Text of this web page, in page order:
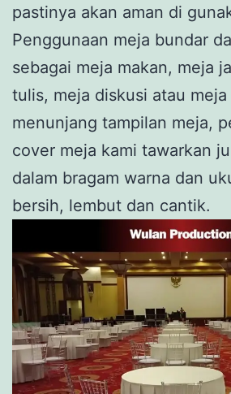
pastinya akan aman di
Penggunaan meja bundar
sebagai meja makan, meja
tulis, meja diskusi atau meja
menunjang tampilan meja,
cover meja kami tawarkan
dalam bragam warna dan
bersih, lembut dan cantik.